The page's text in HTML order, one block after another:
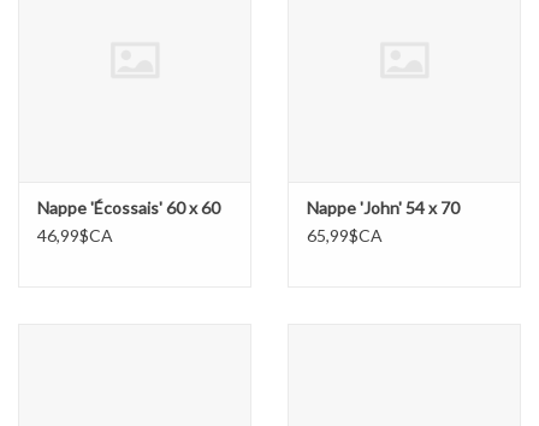
Nappe 'Écossais' 60 x 60
46,99$CA
Nappe 'John' 54 x 70
65,99$CA